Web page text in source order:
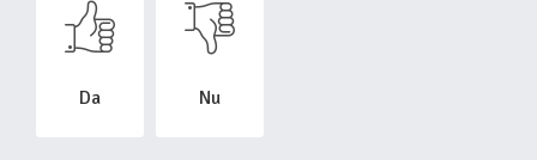
Da Nu